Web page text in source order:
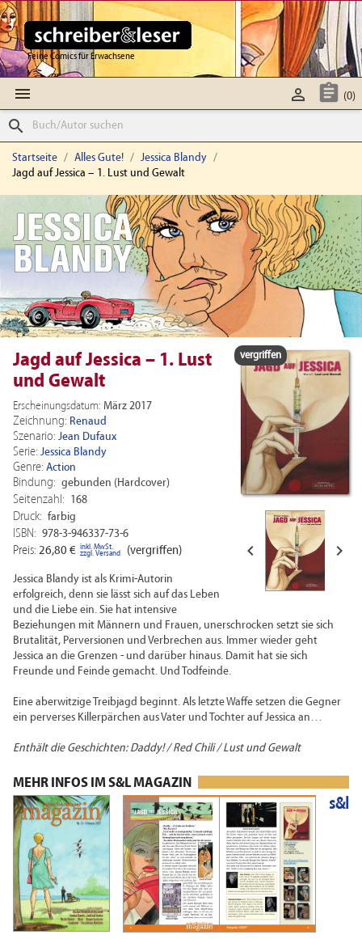
Feine Comics für Erwachsene
  (0)

search
Startseite Alles Gute!
Jessica Blandy
Jagd auf Jessica – 1. Lust und Gewalt
vergriffen
 
Jagd auf Jessica – 1. Lust
und Gewalt
Erscheinungsdatum: März 2017
Zeichnung: Renaud
Szenario: Jean Dufaux
Serie: Jessica Blandy
Genre: Action
Bindung: gebunden (Hardcover)
Seitenzahl: 168
Druck: farbig
ISBN: 978-3-946337-73-6
Preis: 26,80 € inkl. MwSt.
zzgl. Versand (vergriffen)
Jessica Blandy ist als Krimi-Autorin
erfolgreich, denn sie lässt sich auf das Leben
und die Liebe ein. Sie hat intensive
Beziehungen mit Männern und Frauen, unerschrocken setzt sie sich
Brutalität, Perversionen und Verbrechen aus. Immer wieder geht
Jessica an die Grenzen - und darüber hinaus. Damit hat sie sich
Freunde und Feinde gemacht. Und Todfeinde.
Eine aberwitzige Treibjagd beginnt. Als letzte Waffe setzen die Gegner
ein perverses Killerpärchen aus Vater und Tochter auf Jessica an…
Enthält die Geschichten: Daddy! / Red Chili / Lust und Gewalt
MEHR INFOS IM S&L MAGAZIN
s&l